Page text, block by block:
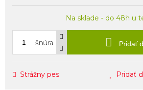
Na sklade - do 48h u
šnúra Pridať
Strážny pes Pridať